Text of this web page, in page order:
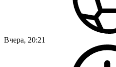
Вчера, 20:21